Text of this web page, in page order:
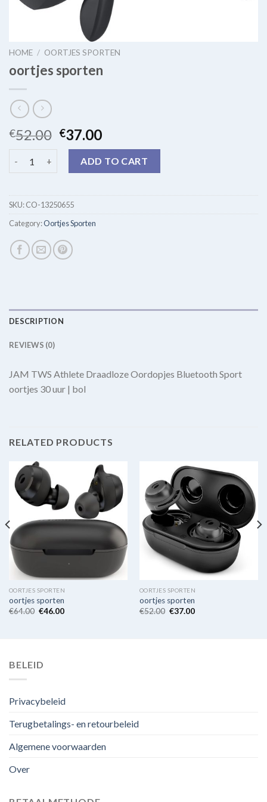
HOME / OORTJES SPORTEN
oortjes sporten
€52.00 €37.00
ADD TO CART
SKU:CO-13250655
Category:Oortjes Sporten
DESCRIPTION
REVIEWS (0)
JAM TWS Athlete Draadloze Oordopjes Bluetooth Sport
oortjes 30 uur | bol
RELATED PRODUCTS
OORTJES SPORTEN
oortjes sporten
€64.00 €46.00
OORTJES SPORTEN
oortjes sporten
€52.00 €37.00
BELEID
Privacybeleid
Terugbetalings- en retourbeleid
Algemene voorwaarden
Over